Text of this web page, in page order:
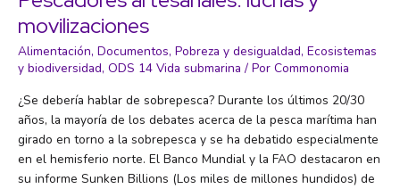
movilizaciones
Alimentación, Documentos, Pobreza y desigualdad, Ecosistemas
y biodiversidad, ODS 14 Vida submarina / Por Commonomia
¿Se debería hablar de sobrepesca? Durante los últimos 20/30
años, la mayoría de los debates acerca de la pesca marítima han
girado en torno a la sobrepesca y se ha debatido especialmente
en el hemisferio norte. El Banco Mundial y la FAO destacaron en
su informe Sunken Billions (Los miles de millones hundidos) de